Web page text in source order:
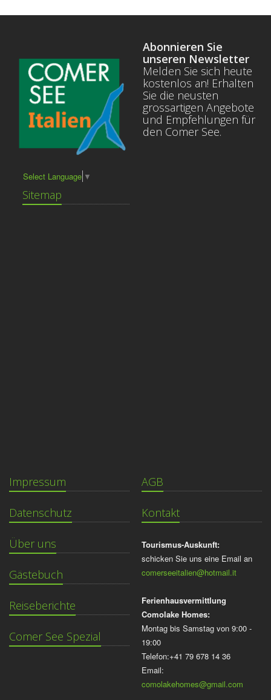
Select Language ▼
Sitemap
Abonnieren Sie
unseren Newsletter
Melden Sie sich heute
kostenlos an! Erhalten
Sie die neusten
grossartigen Angebote
und Empfehlungen für
den Comer See.
Impressum
Datenschutz
Über uns
Gästebuch
Reiseberichte
Comer See Spezial
AGB
Kontakt
Tourismus-Auskunft:
schicken Sie uns eine Email an
comerseeitalien@hotmail.it
Ferienhausvermittlung
Comolake Homes:
Montag bis Samstag von 9:00 -
19:00
Telefon:+41 79 678 14 36
Email:
comolakehomes@gmail.com